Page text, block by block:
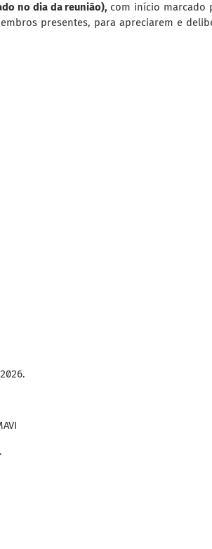
no dia da reunião), com início marcado
presentes, para apreciarem e